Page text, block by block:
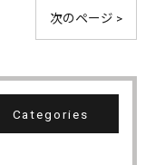
次のページ >
Categories